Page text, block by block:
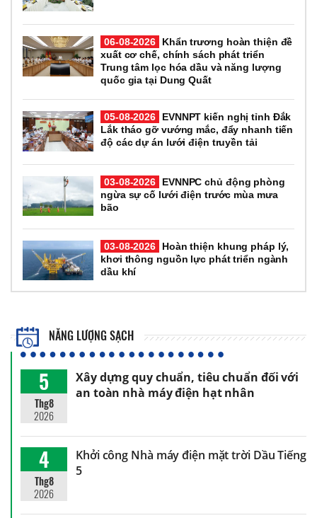
06-08-2026
Khẩn trương hoàn thiện đề
xuất cơ chế, chính sách phát triển
Trung tâm lọc hóa dầu và năng lượng
quốc gia tại Dung Quất
05-08-2026
EVNNPT kiến nghị tỉnh Đắk
Lắk tháo gỡ vướng mắc, đẩy nhanh tiến
độ các dự án lưới điện truyền tải
03-08-2026
EVNNPC chủ động phòng
ngừa sự cố lưới điện trước mùa mưa
bão
03-08-2026
Hoàn thiện khung pháp lý,
khơi thông nguồn lực phát triển ngành
dầu khí
NĂNG LƯỢNG SẠCH
5
Thg8
2026
Xây dựng quy chuẩn, tiêu chuẩn đối với
an toàn nhà máy điện hạt nhân
4
Thg8
2026
Khởi công Nhà máy điện mặt trời Dầu Tiếng
5